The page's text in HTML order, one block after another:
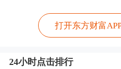
打开东方财富
24小时点击排行